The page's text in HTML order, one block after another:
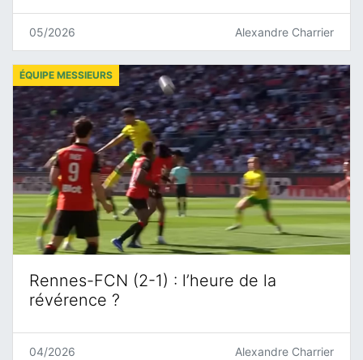
05/2026 Alexandre Charrier
Rennes-FCN (2-1) : l’heure de la
révérence ?
ÉQUIPE MESSIEURS
04/2026 Alexandre Charrier